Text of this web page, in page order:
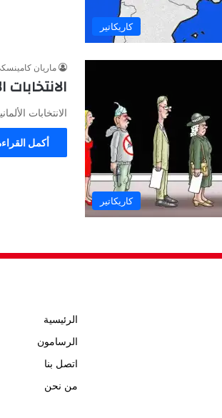
كاريكاتير
كاريكاتير
ماريان
الانتخابات
الانتخابات
أكمل
الرئيسية
الرسامون
اتصل بنا
من نحن